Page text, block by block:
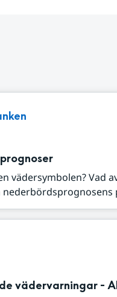
vädersymbolen? Vad
vädervarningar -